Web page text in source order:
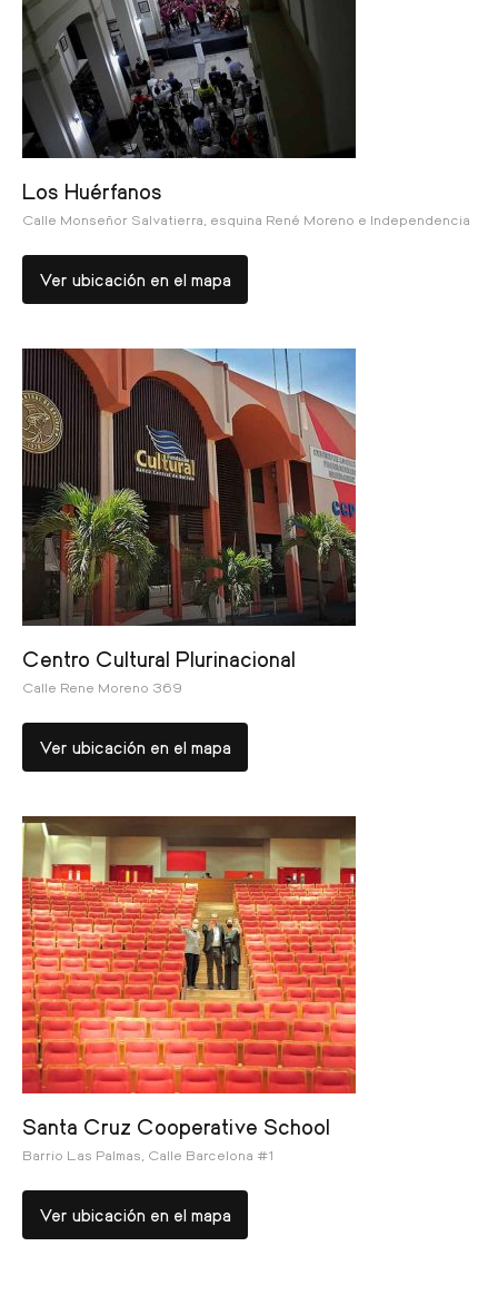
Los Huérfanos
Calle Monseñor Salvatierra, esquina René Moreno e Independencia
Ver ubicación en el mapa
Centro Cultural Plurinacional
Calle Rene Moreno 369
Ver ubicación en el mapa
Santa Cruz Cooperative School
Barrio Las Palmas, Calle Barcelona #1
Ver ubicación en el mapa